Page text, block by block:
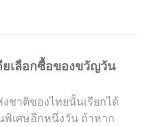
ยเลือกซื้อของขวัญวัน
ชาติของไทยนั้นเรียกได้
พิเศษอีกหนึ่งวัน ถ้าหาก